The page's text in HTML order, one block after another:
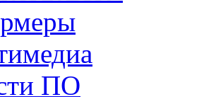
ПО